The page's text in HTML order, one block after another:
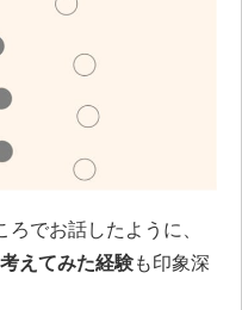
でお話したように、
えてみた経験も印象深